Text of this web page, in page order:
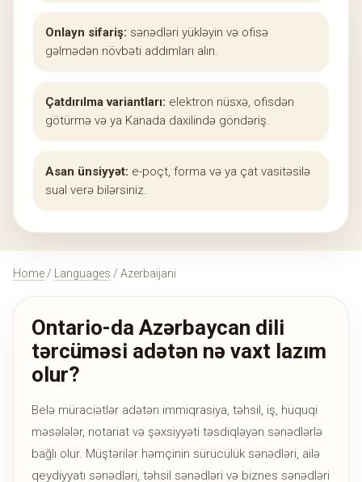
Onlayn sifariş: sənədləri yükləyin və ofisə
gəlmədən növbəti addımları alın.
Çatdırılma variantları: elektron nüsxə, ofisdən
götürmə və ya Kanada daxilində göndəriş.
Asan ünsiyyət: e-poçt, forma və ya çat vasitəsilə
sual verə bilərsiniz.
Home / Languages / Azerbaijani
Ontario-da Azərbaycan dili
tərcüməsi adətən nə vaxt lazım
olur?
Belə müraciətlər adətən immiqrasiya, təhsil, iş, hüquqi
məsələlər, notariat və şəxsiyyəti təsdiqləyən sənədlərlə
bağlı olur. Müştərilər həmçinin sürücülük sənədləri, ailə
qeydiyyatı sənədləri, təhsil sənədləri və biznes sənədləri